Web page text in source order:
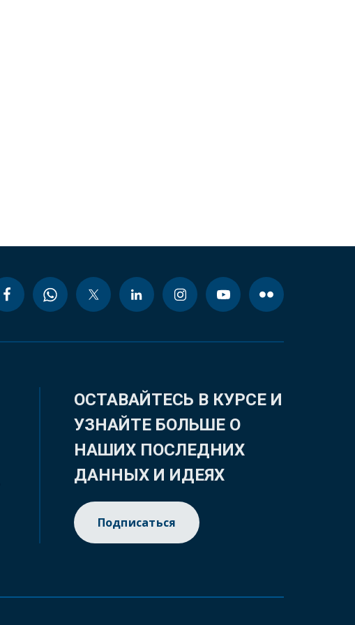
ОСТАВАЙТЕСЬ В КУРСЕ И
УЗНАЙТЕ БОЛЬШЕ О
НАШИХ ПОСЛЕДНИХ
ДАННЫХ И ИДЕЯХ
Подписаться